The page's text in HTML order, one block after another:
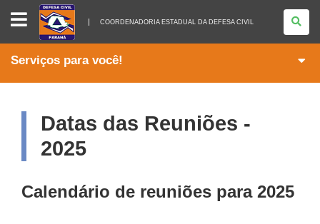
COORDENADORIA
ESTADUAL
DA
DEFESA
COORDENADORIA ESTADUAL DA DEFESA CIVIL
Serviços para você!
Datas das Reuniões -
2025
Calendário de reuniões para 2025